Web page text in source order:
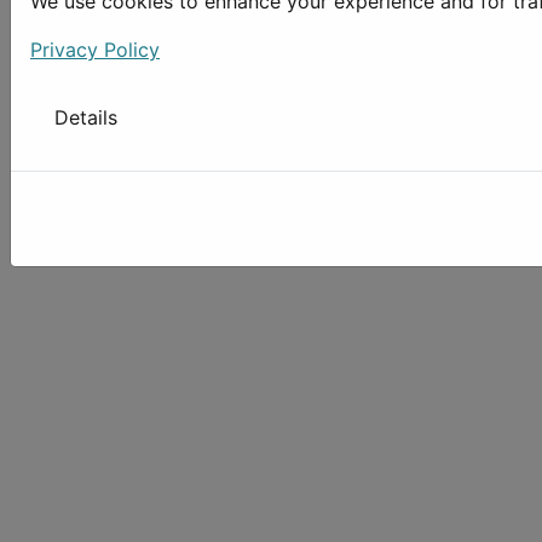
Privacy Policy
Details